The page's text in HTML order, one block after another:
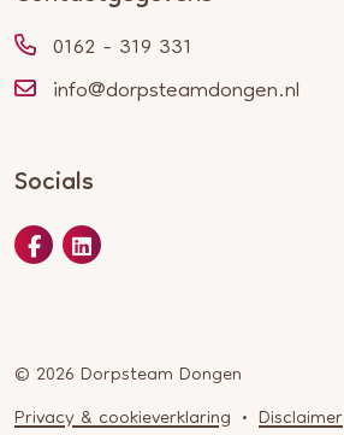
0162 - 319 331
info@dorpsteamdongen.nl
Socials
© 2026 Dorpsteam Dongen
Privacy & cookieverklaring
Disclaimer